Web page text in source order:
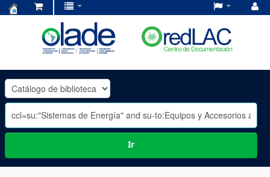
OLADE
-
Ir